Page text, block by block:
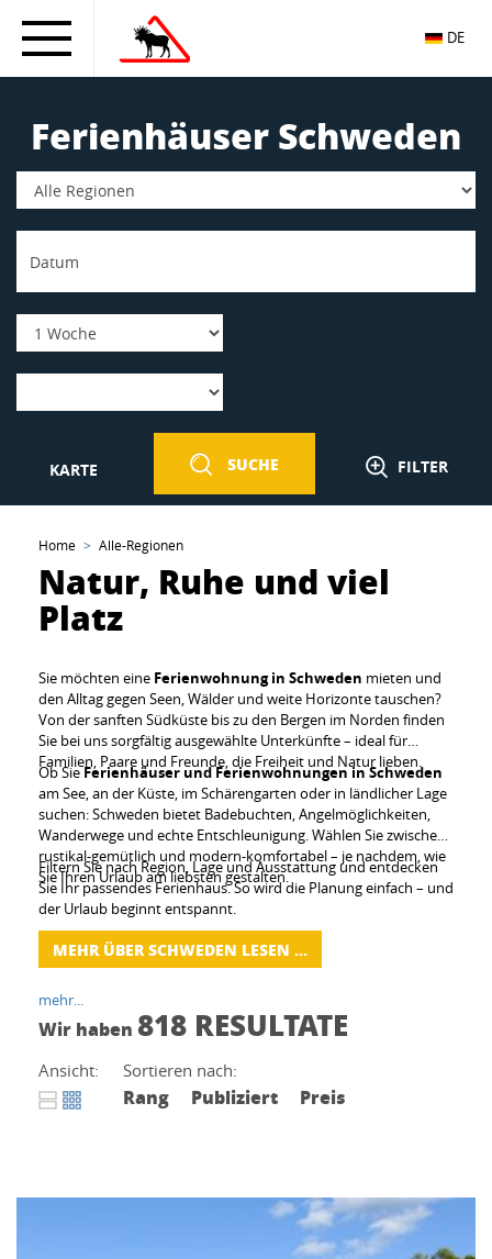
DE
Ferienhäuser Schweden
KARTE SUCHE FILTER
Home Alle-Regionen
Natur, Ruhe und viel
Platz
Sie möchten eine Ferienwohnung in Schweden mieten und
den Alltag gegen Seen, Wälder und weite Horizonte tauschen?
Von der sanften Südküste bis zu den Bergen im Norden finden
Sie bei uns sorgfältig ausgewählte Unterkünfte – ideal für
Familien, Paare und Freunde, die Freiheit und Natur lieben.
Ob SieFerienhäuser und Ferienwohnungen in Schweden
am See, an der Küste, im Schärengarten oder in ländlicher Lage
suchen: Schweden bietet Badebuchten, Angelmöglichkeiten,
Wanderwege und echte Entschleunigung. Wählen Sie zwischen
rustikal-gemütlich und modern-komfortabel – je nachdem, wie
Sie Ihren Urlaub am liebsten gestalten.
Filtern Sie nach Region, Lage und Ausstattung und entdecken
Sie Ihr passendes Ferienhaus. So wird die Planung einfach – und
der Urlaub beginnt entspannt.
MEHR ÜBER SCHWEDEN LESEN …
mehr...
Wir haben 818 RESULTATE
Ansicht: Sortieren nach:
Rang Publiziert Preis